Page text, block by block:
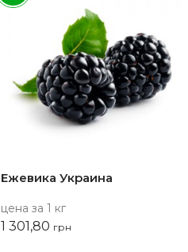
Ежевика Украина
цена за 1 кг
1 301,80 грн